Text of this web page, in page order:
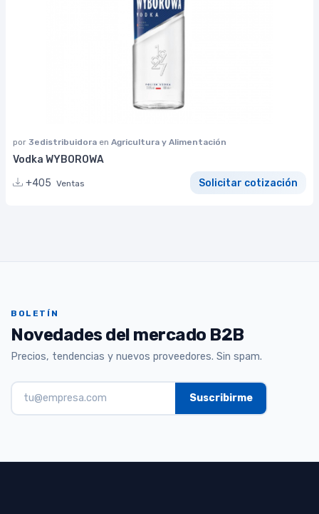
por 3edistribuidora en Agricultura y Alimentación
Vodka WYBOROWA
+405 Ventas Solicitar cotización
BOLETÍN
Novedades del mercado B2B
Precios, tendencias y nuevos proveedores. Sin spam.